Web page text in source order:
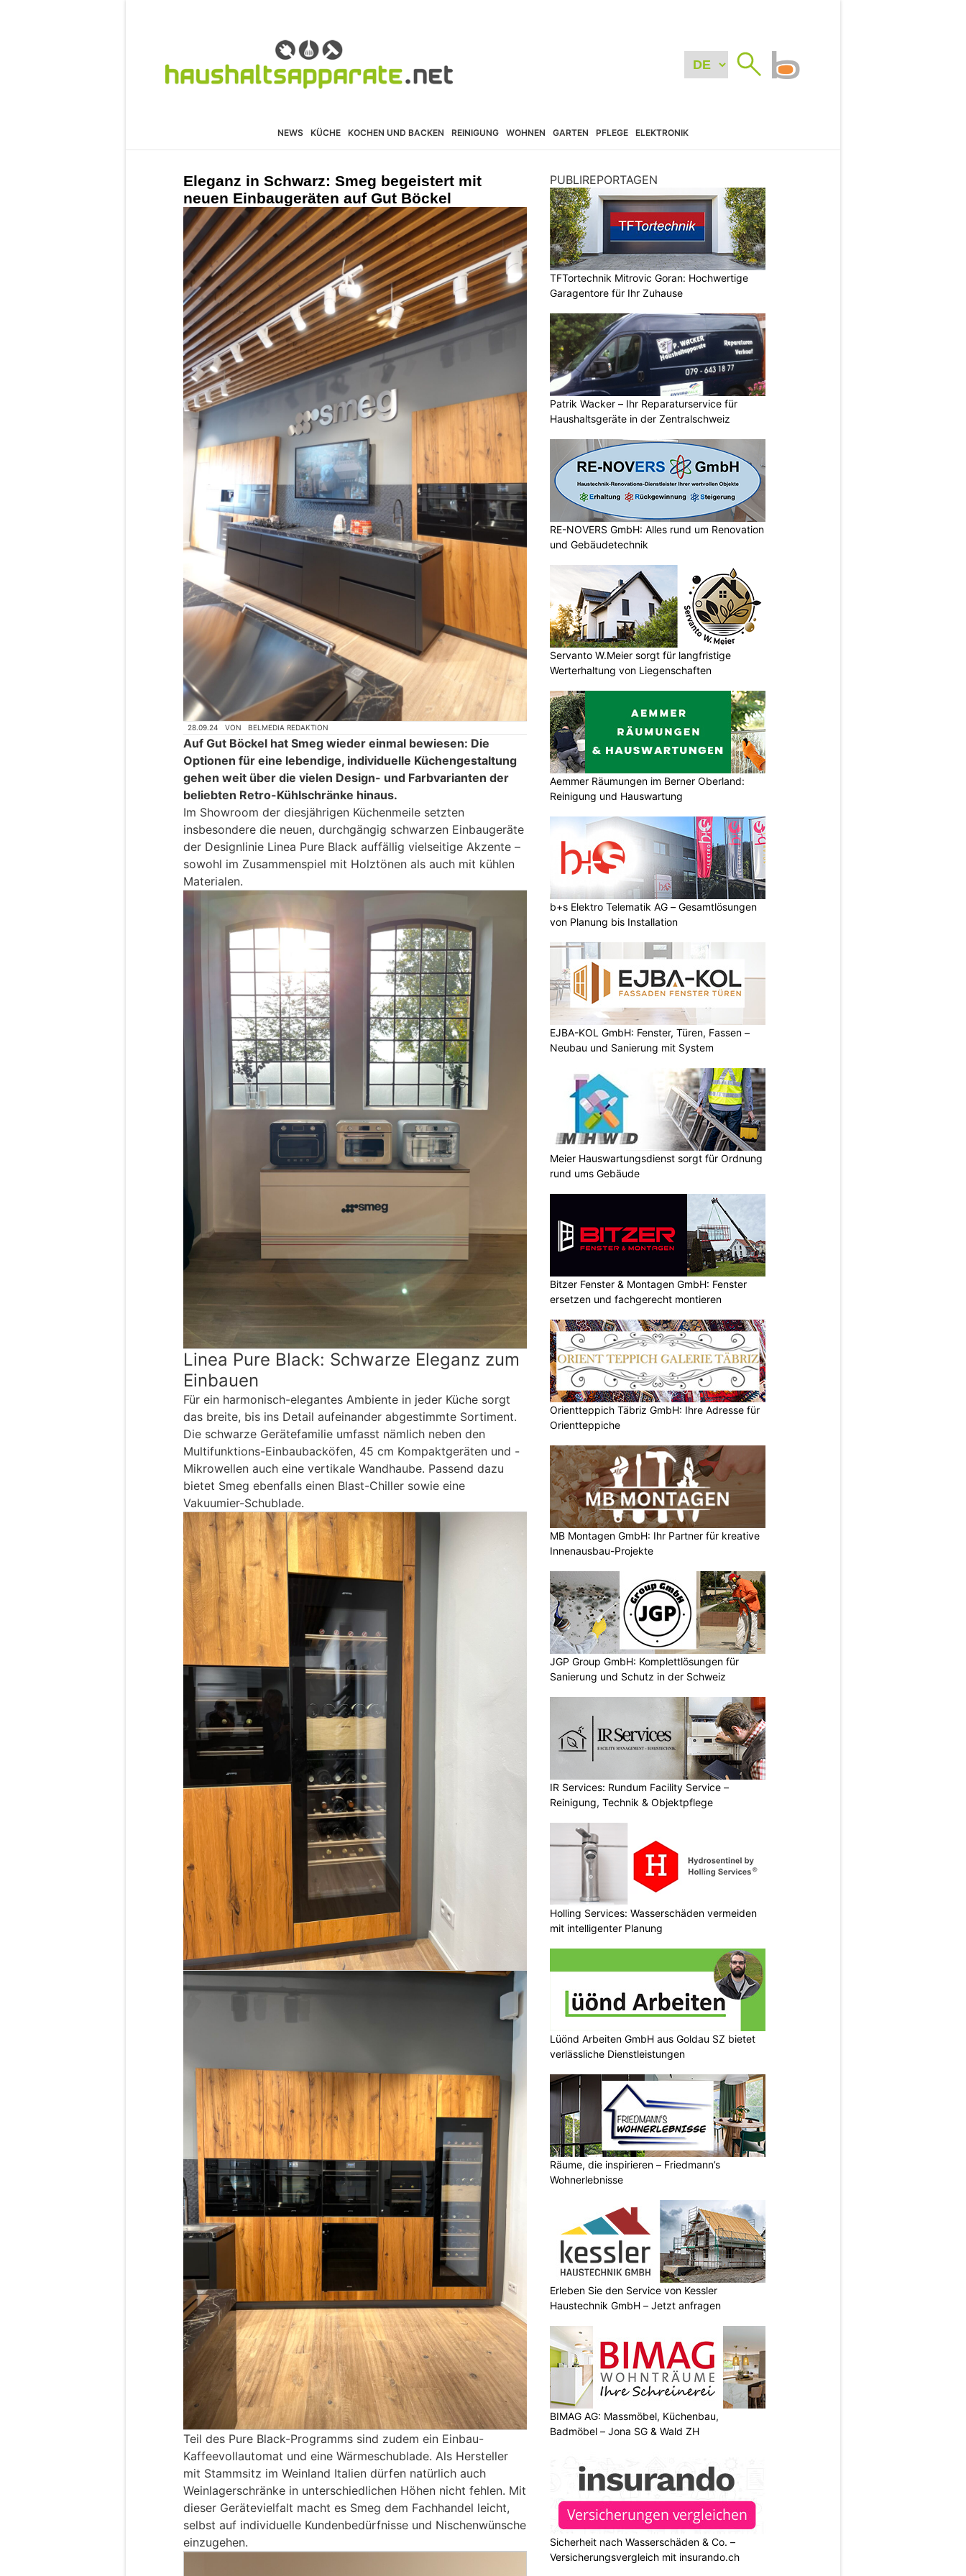
NEWS KÜCHE KOCHEN UND BACKEN REINIGUNG WOHNEN GARTEN PFLEGE ELEKTRONIK
Eleganz in Schwarz: Smeg begeistert mit
neuen Einbaugeräten auf Gut Böckel
28.09.24 VON BELMEDIA REDAKTION
Auf Gut Böckel hat Smeg wieder einmal bewiesen: Die
Optionen für eine lebendige, individuelle Küchengestaltung
gehen weit über die vielen Design- und Farbvarianten der
beliebten Retro-Kühlschränke hinaus.
Im Showroom der diesjährigen Küchenmeile setzten
insbesondere die neuen, durchgängig schwarzen Einbaugeräte
der Designlinie Linea Pure Black auffällig vielseitige Akzente –
sowohl im Zusammenspiel mit Holztönen als auch mit kühlen
Materialen.
Linea Pure Black: Schwarze Eleganz zum
Einbauen
Für ein harmonisch-elegantes Ambiente in jeder Küche sorgt
das breite, bis ins Detail aufeinander abgestimmte Sortiment.
Die schwarze Gerätefamilie umfasst nämlich neben den
Multifunktions-Einbaubacköfen, 45 cm Kompaktgeräten und -
Mikrowellen auch eine vertikale Wandhaube. Passend dazu
bietet Smeg ebenfalls einen Blast-Chiller sowie eine
Vakuumier-Schublade.
Teil des Pure Black-Programms sind zudem ein Einbau-
Kaffeevollautomat und eine Wärmeschublade. Als Hersteller
mit Stammsitz im Weinland Italien dürfen natürlich auch
Weinlagerschränke in unterschiedlichen Höhen nicht fehlen. Mit
dieser Gerätevielfalt macht es Smeg dem Fachhandel leicht,
selbst auf individuelle Kundenbedürfnisse und Nischenwünsche
einzugehen.
PUBLIREPORTAGEN
TFTortechnik Mitrovic Goran: Hochwertige
Garagentore für Ihr Zuhause
Patrik Wacker – Ihr Reparaturservice für
Haushaltsgeräte in der Zentralschweiz
RE-NOVERS GmbH: Alles rund um Renovation
und Gebäudetechnik
Servanto W.Meier sorgt für langfristige
Werterhaltung von Liegenschaften
Aemmer Räumungen im Berner Oberland:
Reinigung und Hauswartung
b+s Elektro Telematik AG – Gesamtlösungen
von Planung bis Installation
EJBA-KOL GmbH: Fenster, Türen, Fassen –
Neubau und Sanierung mit System
Meier Hauswartungsdienst sorgt für Ordnung
rund ums Gebäude
Bitzer Fenster & Montagen GmbH: Fenster
ersetzen und fachgerecht montieren
Orientteppich Täbriz GmbH: Ihre Adresse für
Orientteppiche
MB Montagen GmbH: Ihr Partner für kreative
Innenausbau-Projekte
JGP Group GmbH: Komplettlösungen für
Sanierung und Schutz in der Schweiz
IR Services: Rundum Facility Service –
Reinigung, Technik & Objektpflege
Holling Services: Wasserschäden vermeiden
mit intelligenter Planung
Lüönd Arbeiten GmbH aus Goldau SZ bietet
verlässliche Dienstleistungen
Räume, die inspirieren – Friedmann’s
Wohnerlebnisse
Erleben Sie den Service von Kessler
Haustechnik GmbH – Jetzt anfragen
BIMAG AG: Massmöbel, Küchenbau,
Badmöbel – Jona SG & Wald ZH
Sicherheit nach Wasserschäden & Co. –
Versicherungsvergleich mit insurando.ch